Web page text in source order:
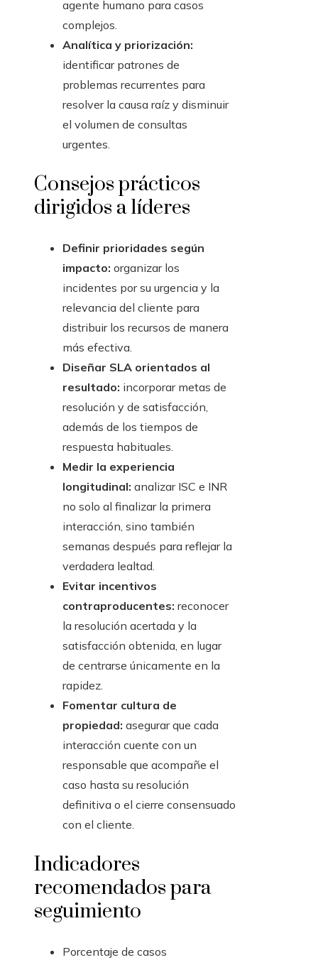
agente humano para casos
complejos.
Analítica y priorización:
identificar patrones de
problemas recurrentes para
resolver la causa raíz y disminuir
el volumen de consultas
urgentes.
Consejos prácticos
dirigidos a líderes
Definir prioridades según
impacto: organizar los
incidentes por su urgencia y la
relevancia del cliente para
distribuir los recursos de manera
más efectiva.
Diseñar SLA orientados al
resultado: incorporar metas de
resolución y de satisfacción,
además de los tiempos de
respuesta habituales.
Medir la experiencia
longitudinal: analizar ISC e INR
no solo al finalizar la primera
interacción, sino también
semanas después para reflejar la
verdadera lealtad.
Evitar incentivos
contraproducentes: reconocer
la resolución acertada y la
satisfacción obtenida, en lugar
de centrarse únicamente en la
rapidez.
Fomentar cultura de
propiedad: asegurar que cada
interacción cuente con un
responsable que acompañe el
caso hasta su resolución
definitiva o el cierre consensuado
con el cliente.
Indicadores
recomendados para
seguimiento
Porcentaje de casos